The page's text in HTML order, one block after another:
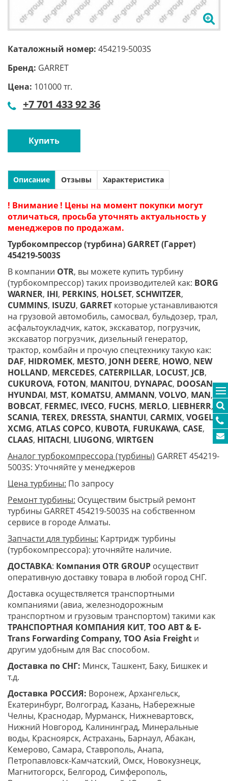
Каталожный номер: 454219-5003S
Бренд: GARRET
Цена: 101000 тг.
+7 701 433 92 36
Купить
Описание Отзывы Характеристика
! Внимание ! Цены на момент покупки могут
отличаться, просьба уточнять актуальность у
менеджеров по продажам.
Турбокомпрессор (турбина) GARRET (Гаррет)
454219-5003S
В компании OTR, вы можете купить турбину
(турбокомпрессор) таких производителей как: BORG
WARNER, IHI, PERKINS, HOLSET, SCHWITZER,
CUMMINS, ISUZU, GARRET которые устанавливаются
на грузовой автомобиль, самосвал, бульдозер, трал,
асфальтоукладчик, каток, экскаватор, погрузчик,
экскаватор погрузчик, дизельный генератор,
трактор, комбайн и прочую спецтехнику такую как:
DAF, HIDROMEK, MESTO, JONH DEERE, HOWO, NEW
HOLLAND, MERCEDES, CATERPILLAR, LOCUST, JCB,
CUKUROVA, FOTON, MANITOU, DYNAPAC, DOOSAN,
HYUNDAI, MST, KOMATSU, AMMANN, VOLVO, MAN,
BOBCAT, FERMEC, IVECO, FUCHS, MERLO, LIEBHERR,
SCANIA, TEREX, DRESSTA, SHANTUI, CARMIX, VOGELE,
XCMG, ATLAS COPCO, KUBOTA, FURUKAWA, CASE,
CLAAS, HITACHI, LIUGONG, WIRTGEN
Аналог турбокомпрессора (турбины) GARRET 454219-
5003S: Уточняйте у менеджеров
Цена турбины: По запросу
Ремонт турбины: Осуществим быстрый ремонт
турбины GARRET 454219-5003S на собственном
сервисе в городе Алматы.
Запчасти для турбины: Картридж турбины
(турбокомпрессора): уточняйте наличие.
ДОСТАВКА: Компания OTR GROUP осуществит
оперативную доставку товара в любой город СНГ.
Доставка осуществляется транспортными
компаниями (авиа, железнодорожным
транспортном и грузовым транспортом) такими как
ТРАНСПОРТНАЯ КОМПАНИЯ КИТ, ТОО ABT & E-
Trans Forwarding Company, ТОО Asia Freight и
другим удобным для Вас способом.
Доставка по СНГ: Минск, Ташкент, Баку, Бишкек и
т.д.
Доставка РОССИЯ: Воронеж, Архангельск,
Екатеринбург, Волгоград, Казань, Набережные
Челны, Краснодар, Мурманск, Нижневартовск,
Нижний Новгород, Калининград, Минеральные
воды, Красноярск, Астрахань, Барнаул, Абакан,
Кемерово, Самара, Ставрополь, Анапа,
Петропавловск-Камчатский, Омск, Новокузнецк,
Магнитогорск, Белгород, Симферополь,